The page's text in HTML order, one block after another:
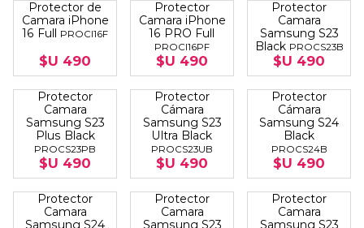
Protector de
Camara iPhone
16 Full
PROCI16F
$U 490
Protector
Camara iPhone
16 PRO Full
PROCI16PF
$U 490
Protector
Camara
Samsung S23
Black PROCS23B
$U 490
Protector
Camara
Samsung S23
Plus Black
PROCS23PB
$U 490
Protector
Cámara
Samsung S23
Ultra Black
PROCS23UB
$U 490
Protector
Cámara
Samsung S24
Black
PROCS24B
$U 490
Protector
Camara
Samsung S24
Protector
Camara
Samsung S23
Protector
Camara
Samsung S23